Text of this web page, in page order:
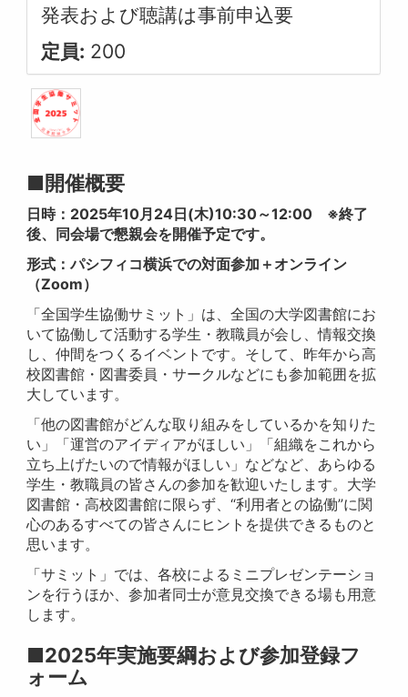
発表および聴講は事前申込要
定員: 200
■開催概要
日時：2025年10月24日(木)10:30～12:00 ※終了
後、同会場で懇親会を開催予定です。
形式：パシフィコ横浜での対面参加＋オンライン
（Zoom）
「全国学生協働サミット」は、全国の大学図書館にお
いて協働して活動する学生・教職員が会し、情報交換
し、仲間をつくるイベントです。そして、昨年から高
校図書館・図書委員・サークルなどにも参加範囲を拡
大しています。
「他の図書館がどんな取り組みをしているかを知りた
い」「運営のアイディアがほしい」「組織をこれから
立ち上げたいので情報がほしい」などなど、あらゆる
学生・教職員の皆さんの参加を歓迎いたします。大学
図書館・高校図書館に限らず、“利用者との協働”に関
心のあるすべての皆さんにヒントを提供できるものと
思います。
「サミット」では、各校によるミニプレゼンテーショ
ンを行うほか、参加者同士が意見交換できる場も用意
します。
■2025年実施要綱および参加登録フ
ォーム